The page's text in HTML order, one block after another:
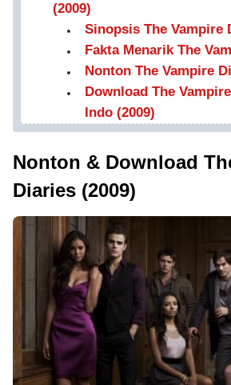
(2009)
Sinopsis The Vampire
Fakta Menarik The
Nonton The Vampire
Download The
Indo (2009)
Nonton & Download
Diaries (2009)